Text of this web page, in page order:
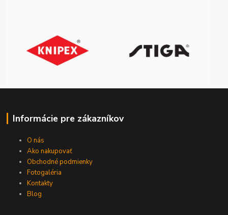
Informácie pre zákazníkov
O nás
Ako nakupovať
Obchodné podmienky
Fotogaléria
Kontakty
Blog